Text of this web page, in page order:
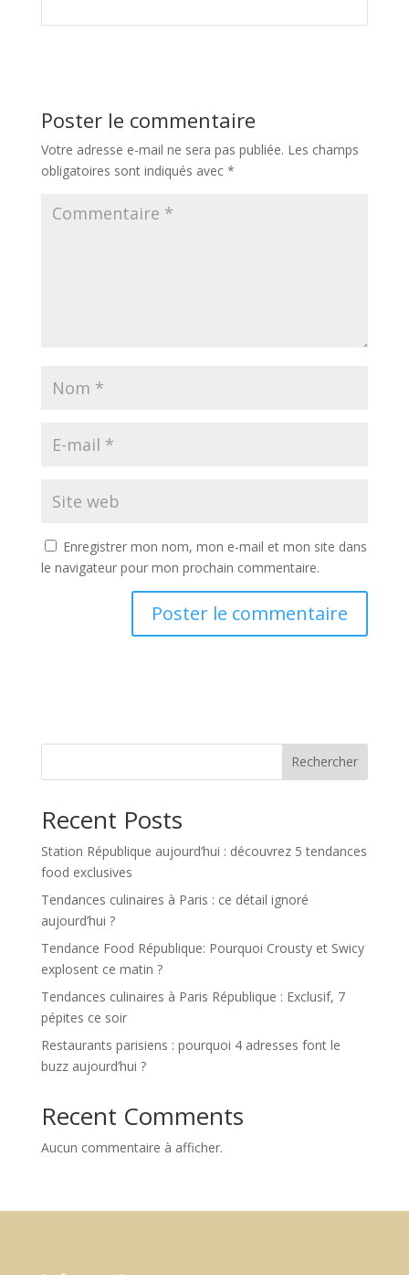
Poster le commentaire
Votre adresse e-mail ne sera pas publiée. Les champs
obligatoires sont indiqués avec *
Enregistrer mon nom, mon e-mail et mon site dans
le navigateur pour mon prochain commentaire.
Rechercher
Recent Posts
Station République aujourd’hui : découvrez 5 tendances
food exclusives
Tendances culinaires à Paris : ce détail ignoré
aujourd’hui ?
Tendance Food République: Pourquoi Crousty et Swicy
explosent ce matin ?
Tendances culinaires à Paris République : Exclusif, 7
pépites ce soir
Restaurants parisiens : pourquoi 4 adresses font le
buzz aujourd’hui ?
Recent Comments
Aucun commentaire à afficher.